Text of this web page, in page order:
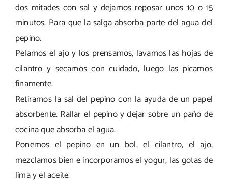
dos mitades con sal y dejamos reposar unos 10 o 15
minutos. Para que la salga absorba parte del agua del
pepino.
Pelamos el ajo y los prensamos, lavamos las hojas de
cilantro y secamos con cuidado, luego las picamos
finamente.
Retiramos la sal del pepino con la ayuda de un papel
absorbente. Rallar el pepino y dejar sobre un paño de
cocina que absorba el agua.
Ponemos el pepino en un bol, el cilantro, el ajo,
mezclamos bien e incorporamos el yogur, las gotas de
lima y el aceite.